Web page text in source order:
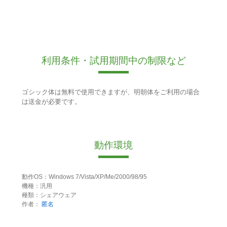
利用条件・試用期間中の制限など
ゴシック体は無料で使用できますが、明朝体をご利用の場合
は送金が必要です。
動作環境
動作OS：Windows 7/Vista/XP/Me/2000/98/95
機種：汎用
種類：シェアウェア
作者： 匿名